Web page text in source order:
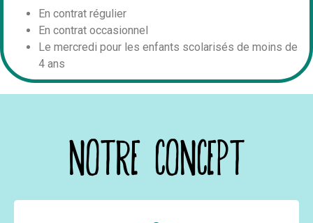
En contrat régulier
En contrat occasionnel
Le mercredi pour les enfants scolarisés de moins de
4 ans
Notre concept